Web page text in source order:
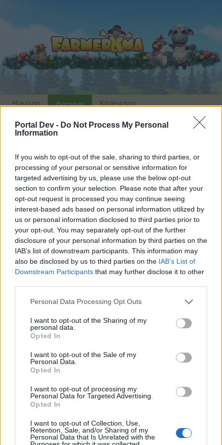
Portal Dev - Do Not Process My Personal
Information
If you wish to opt-out of the sale, sharing to third parties, or
processing of your personal or sensitive information for
targeted advertising by us, please use the below opt-out
section to confirm your selection. Please note that after your
opt-out request is processed you may continue seeing
interest-based ads based on personal information utilized by
us or personal information disclosed to third parties prior to
your opt-out. You may separately opt-out of the further
disclosure of your personal information by third parties on the
IAB’s list of downstream participants. This information may
also be disclosed by us to third parties on the IAB’s List of
Downstream Participants that may further disclose it to other
Personal Data Processing Opt Outs
I want to opt-out of the Sharing of my
personal data.
Opted In
I want to opt-out of the Sale of my
Personal Data.
Opted In
I want to opt-out of processing my
Personal Data for Targeted Advertising.
Opted In
I want to opt-out of Collection, Use,
Retention, Sale, and/or Sharing of my
Personal Data that Is Unrelated with the
Събития
Скъпи форум потребители,
Ако вие искате да се включите активно във
форума и да участвате в дискусиите, или
искате да започнете своя собствена тема,
първо ще трябва да влезете в играта. Моля,
регистрирайте се, ако нямате собствен акаунт.
Ние очакваме с нетърпение следващото ви
посещение във форума!Играйте тук
Филтри: Предложение x
Заглавие ↑
Последно
съобщение
Предложение
Отговори:
0 вторник в 09:02
Предложение Разпродажба на моментно дърво
Кобрелия
Предложение
Разпродажба на ретро пакети
„Небесна градина“
Предложение
Разпродажба на специални
торове
Начало Форуми
Скорошни публикации
Календар